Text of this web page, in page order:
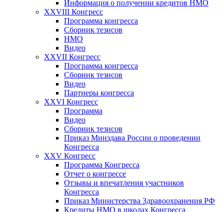
Информация о получении кредитов НМО
XXVIII Конгресс
Программа конгресса
Сборник тезисов
НМО
Видео
XXVII Конгресс
Программа конгресса
Сборник тезисов
Видео
Партнеры конгресса
XXVI Конгресс
Программа
Видео
Сборник тезисов
Приказ Минздава России о проведении
Конгресса
XXV Конгресс
Программа Конгресса
Отчет о конгрессе
Отзывы и впечатления участников
Конгресса
Приказ Министерства Здравоохранения РФ
Кредиты НМО в школах Конгресса